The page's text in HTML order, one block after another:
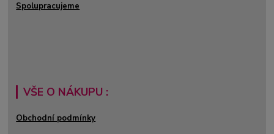
Spolupracujeme
VŠE O NÁKUPU :
Obchodní podmínky